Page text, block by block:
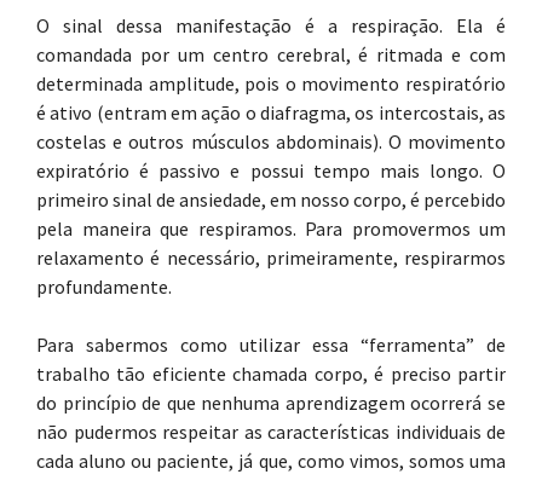
O sinal dessa manifestação é a respiração. Ela é
comandada por um centro cerebral, é ritmada e com
determinada amplitude, pois o movimento respiratório
é ativo (entram em ação o diafragma, os intercostais, as
costelas e outros músculos abdominais). O movimento
expiratório é passivo e possui tempo mais longo. O
primeiro sinal de ansiedade, em nosso corpo, é percebido
pela maneira que respiramos. Para promovermos um
relaxamento é necessário, primeiramente, respirarmos
profundamente.
Para sabermos como utilizar essa “ferramenta” de
trabalho tão eficiente chamada corpo, é preciso partir
do princípio de que nenhuma aprendizagem ocorrerá se
não pudermos respeitar as características individuais de
cada aluno ou paciente, já que, como vimos, somos uma